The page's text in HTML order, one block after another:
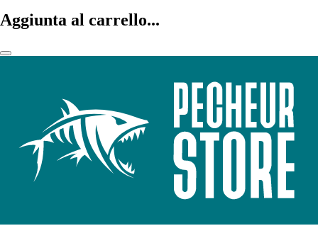
Aggiunta al carrello...